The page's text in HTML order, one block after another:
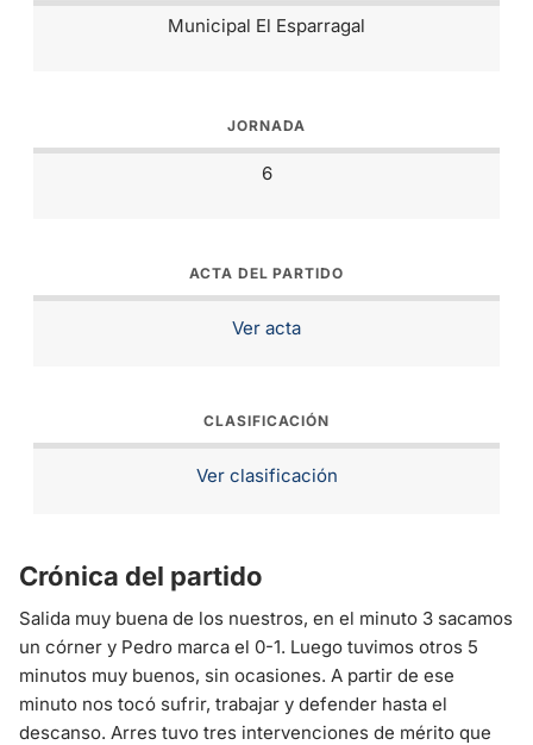
Municipal El Esparragal
JORNADA
6
ACTA DEL PARTIDO
Ver acta
CLASIFICACIÓN
Ver clasificación
Crónica del partido
Salida muy buena de los nuestros, en el minuto 3 sacamos
un córner y Pedro marca el 0-1. Luego tuvimos otros 5
minutos muy buenos, sin ocasiones. A partir de ese
minuto nos tocó sufrir, trabajar y defender hasta el
descanso. Arres tuvo tres intervenciones de mérito que